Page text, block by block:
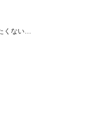
くない…